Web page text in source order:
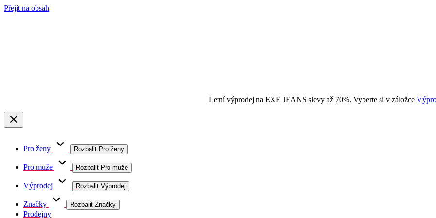
Přejít na obsah
Letní výprodej na EXE JEANS slevy až 70%. Vyberte si v záložce
Pro ženy Rozbalit Pro ženy
Pro muže Rozbalit Pro muže
Výprodej Rozbalit Výprodej
Značky Rozbalit Značky
Prodejny